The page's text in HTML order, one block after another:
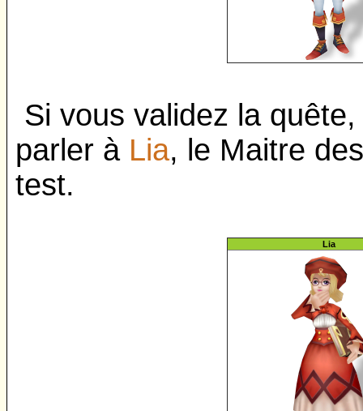
Si vous validez la
parler à Lia, le Maitre
test.
Lia